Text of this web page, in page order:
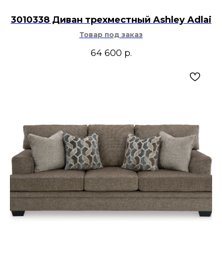
3010338 Диван трехместный Ashley Adlai
Товар под заказ
64 600 р.